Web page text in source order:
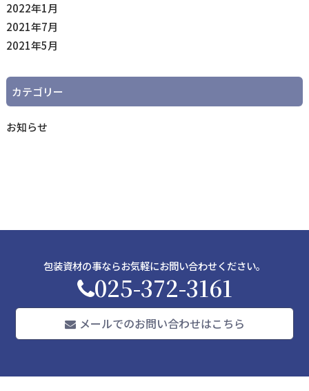
2022年1月
2021年7月
2021年5月
カテゴリー
お知らせ
包装資材の事ならお気軽にお問い合わせください。
025-372-3161
メールでのお問い合わせはこちら